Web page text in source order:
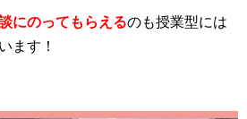
にのってもらえるのも授業型には
ます！